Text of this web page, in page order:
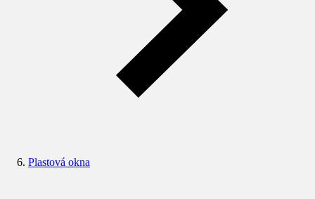
Plastová okna